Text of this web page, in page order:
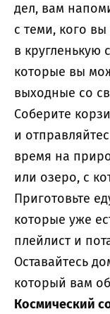
дел, вам
с теми, кого
в кругленькую
которые вы
выходные со
Соберите
и
время на
или озеро, с
Приготовьте
которые уже
плейлист и
Оставайтесь
который вам
Космический